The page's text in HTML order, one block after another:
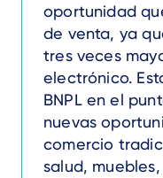
oportunidad
de venta, ya
tres veces
electrónico.
BNPL en el
nuevas
comercio
salud,